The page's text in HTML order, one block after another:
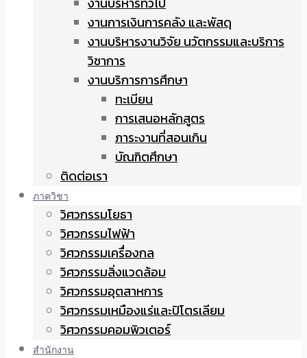
งานการเงินการคลัง และพัสดุ
งานบริหารงานวิจัย นวัตกรรมและบริการ
วิชาการ
งานบริการการศึกษา
ทะเบียน
การเสนอหลักสูตร
ภาระงานที่สอนเกิน
บัณฑิตศึกษา
ติดต่อเรา
ภาควิชา
วิศวกรรมโยธา
วิศวกรรมไฟฟ้า
วิศวกรรมเครื่องกล
วิศวกรรมสิ่งแวดล้อม
วิศวกรรมอุตสาหการ
วิศวกรรมเหมืองแร่และปิโตรเลียม
วิศวกรรมคอมพิวเตอร์
สำนักงาน